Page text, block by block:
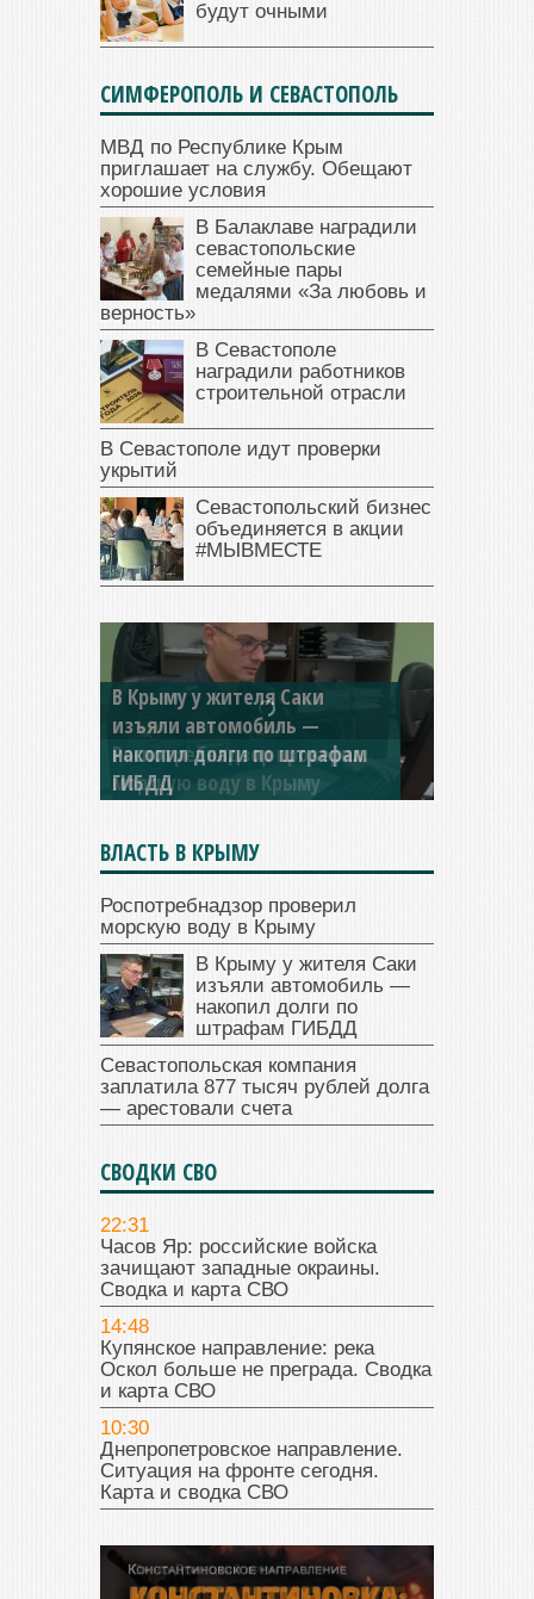
будут очными
СИМФЕРОПОЛЬ И СЕВАСТОПОЛЬ
МВД по Республике Крым
приглашает на службу. Обещают
хорошие условия
В Балаклаве наградили
севастопольские
семейные пары
медалями «За любовь и
верность»
В Севастополе
наградили работников
строительной отрасли
В Севастополе идут проверки
укрытий
Севастопольский бизнес
объединяется в акции
#МЫВМЕСТЕ
В Крыму у жителя Саки
изъяли автомобиль —
накопил долги по штрафам
ГИБДД
ВЛАСТЬ В КРЫМУ
Роспотребнадзор проверил
морскую воду в Крыму
В Крыму у жителя Саки
изъяли автомобиль —
накопил долги по
штрафам ГИБДД
Севастопольская компания
заплатила 877 тысяч рублей долга
— арестовали счета
СВОДКИ СВО
22:31
Часов Яр: российские войска
зачищают западные окраины.
Сводка и карта СВО
14:48
Купянское направление: река
Оскол больше не преграда. Сводка
и карта СВО
10:30
Днепропетровское направление.
Ситуация на фронте сегодня.
Карта и сводка СВО